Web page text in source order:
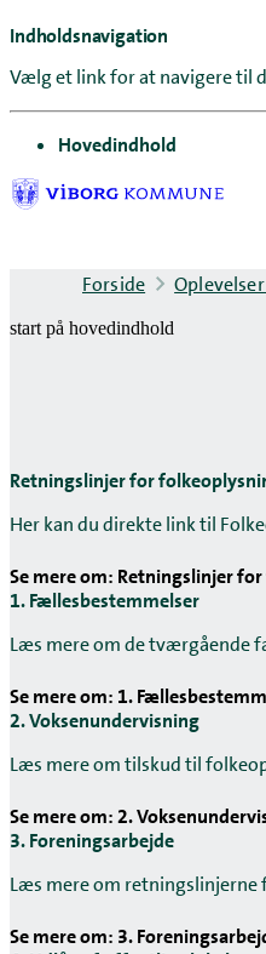
Indholdsnavigation
Vælg et link for at navigere til
gå til
Hovedindhold
Forside
start på hovedindhold
Retningslinjer for
Her kan du direkte link til
Se mere om: Retningslinjer
1. Fællesbestemmelser
Læs mere om de tværgående
Se mere om: 1.
2. Voksenundervisning
Læs mere om tilskud til
Se mere om: 2.
3. Foreningsarbejde
Læs mere om
Se mere om: 3.